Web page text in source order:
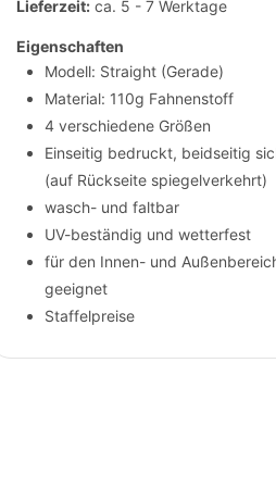
Lieferzeit:ca. 5 - 7 Werktage
Eigenschaften
Modell: Straight (Gerade)
Material: 110g Fahnenstoff
4 verschiedene Größen
Einseitig bedruckt, beidseitig
(auf Rückseite spiegelverkehrt)
wasch- und faltbar
UV-beständig und wetterfest
für den Innen- und
geeignet
Staffelpreise